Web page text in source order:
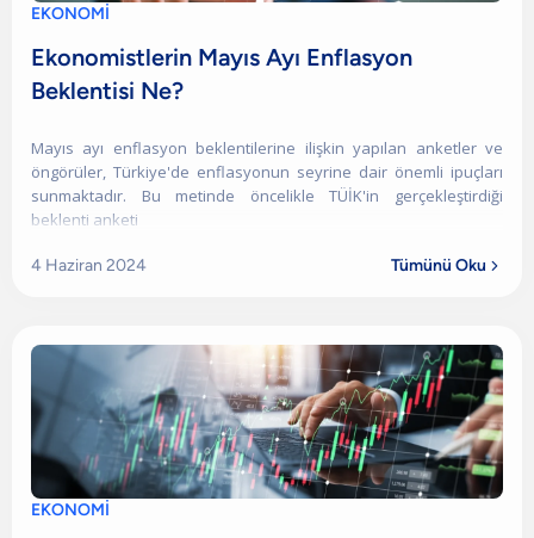
EKONOMİ
Ekonomistlerin Mayıs Ayı Enflasyon
Beklentisi Ne?
Mayıs ayı enflasyon beklentilerine ilişkin yapılan anketler ve
öngörüler, Türkiye'de enflasyonun seyrine dair önemli ipuçları
sunmaktadır. Bu metinde öncelikle TÜİK'in gerçekleştirdiği
beklenti anketi
4 Haziran 2024 Tümünü Oku 
EKONOMİ